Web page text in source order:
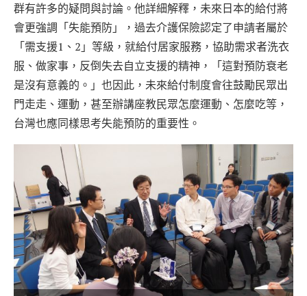
群有許多的疑問與討論。他詳細解釋，未來日本的給付將
會更強調「失能預防」，過去介護保險認定了申請者屬於
「需支援1、2」等級，就給付居家服務，協助需求者洗衣
服、做家事，反倒失去自立支援的精神，「這對預防衰老
是沒有意義的。」也因此，未來給付制度會往鼓勵民眾出
門走走、運動，甚至辦講座教民眾怎麼運動、怎麼吃等，
台灣也應同樣思考失能預防的重要性。